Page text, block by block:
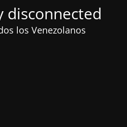
disconnected
los Venezolanos